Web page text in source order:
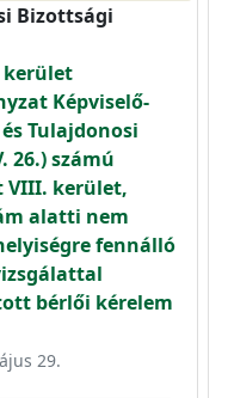
Bizottsági
kerület
Képviselő-
Tulajdonosi
26.) számú
VIII. kerület,
alatti nem
fennálló
bérlői kérelem
29.